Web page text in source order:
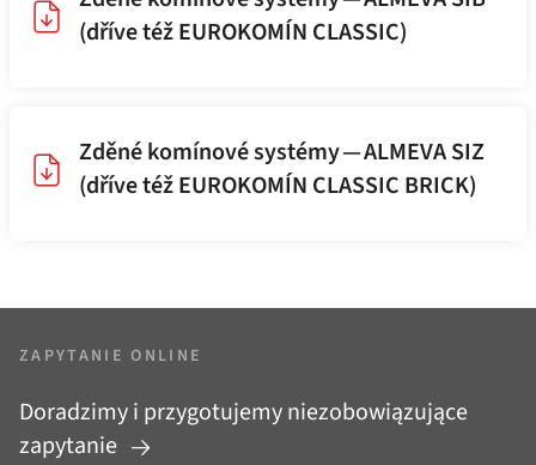
(dříve též EUROKOMÍN CLASSIC)
Zděné komínové systémy — ALMEVA SIZ
(dříve též EUROKOMÍN CLASSIC BRICK)
ZAPYTANIE ONLINE
Doradzimy i przygotujemy niezobowiązujące
zapytanie